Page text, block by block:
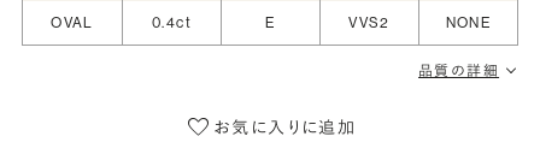
OVAL 0.4ct E VVS2 NONE
品質の詳細
お気に入りに追加